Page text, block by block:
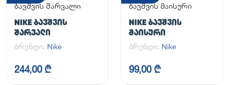
ბავშვის შარვალი
NIKE ᲑᲐᲕᲨᲕᲘᲡ
ᲨᲐᲠᲕᲐᲚᲘ
ბრენდი: Nike
244,00 ₾
ბავშვის მაისური
NIKE ᲑᲐᲕᲨᲕᲘᲡ
ᲛᲐᲘᲡᲣᲠᲘ
ბრენდი: Nike
99,00 ₾